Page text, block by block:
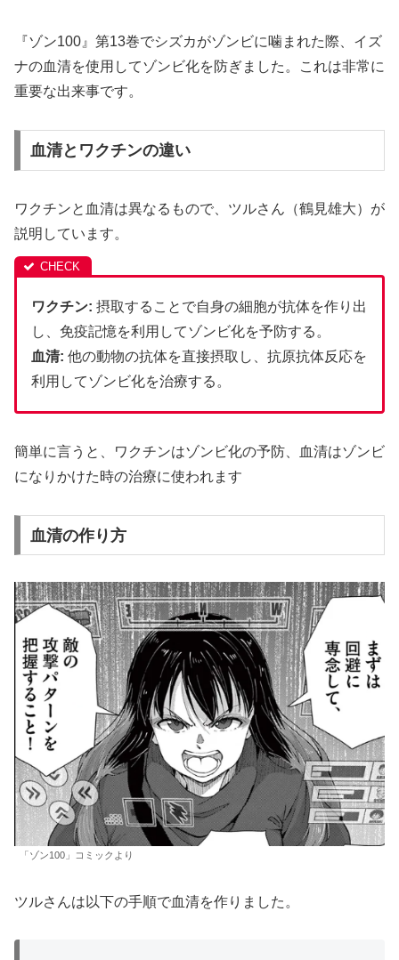
『ゾン100』第13巻でシズカがゾンビに噛まれた際、イズ
ナの血清を使用してゾンビ化を防ぎました。これは非常に
重要な出来事です。
血清とワクチンの違い
ワクチンと血清は異なるもので、ツルさん（鶴見雄大）が
説明しています。
ワクチン: 摂取することで自身の細胞が抗体を作り出
し、免疫記憶を利用してゾンビ化を予防する。
血清: 他の動物の抗体を直接摂取し、抗原抗体反応を
利用してゾンビ化を治療する。
簡単に言うと、ワクチンはゾンビ化の予防、血清はゾンビ
になりかけた時の治療に使われます
血清の作り方
「ゾン100」コミックより
ツルさんは以下の手順で血清を作りました。